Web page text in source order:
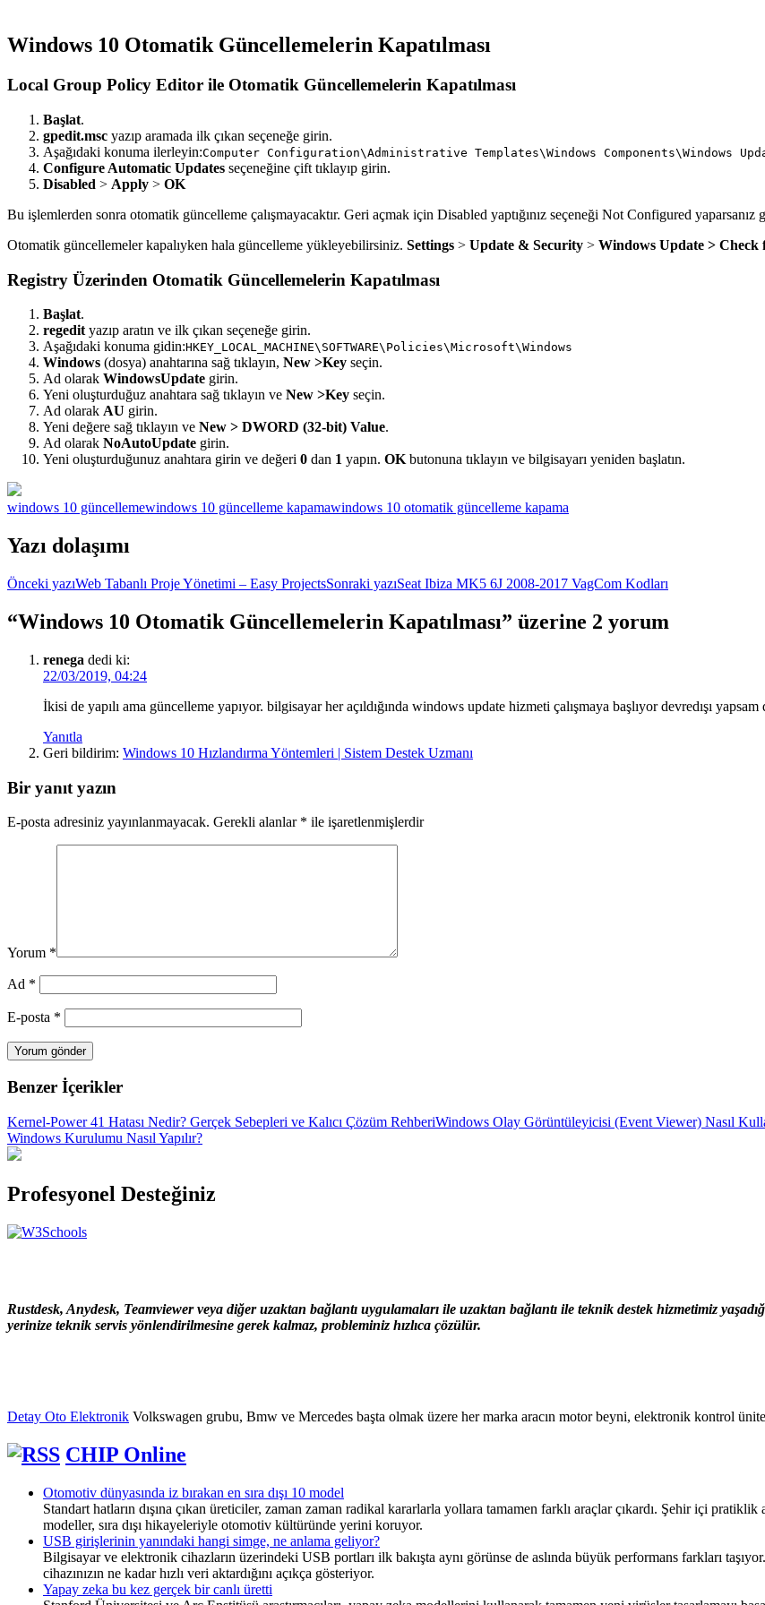
Windows 10 Otomatik Güncellemelerin Kapatılması
Local Group Policy Editor ile Otomatik Güncellemelerin Kapatılması
Başlat.
gpedit.msc yazıp aramada ilk çıkan seçeneğe girin.
Aşağıdaki konuma ilerleyin:Computer Configuration\Administrative Templates\Windows Components\Windows
Configure Automatic Updates seçeneğine çift tıklayıp girin.
Disabled > Apply > OK
Bu işlemlerden sonra otomatik güncelleme çalışmayacaktır. Geri açmak için Disabled yaptığınız seçeneği Not Configured yaparsanız
Otomatik güncellemeler kapalıyken hala güncelleme yükleyebilirsiniz. Settings > Update & Security > Windows Update > Check
Registry Üzerinden Otomatik Güncellemelerin Kapatılması
Başlat.
regedityazıp aratın ve ilk çıkan seçeneğe girin.
Aşağıdaki konuma gidin:HKEY_LOCAL_MACHINE\SOFTWARE\Policies\Microsoft\Windows
Windows (dosya) anahtarına sağ tıklayın, New >Key seçin.
Ad olarak WindowsUpdate girin.
Yeni oluşturduğuz anahtara sağ tıklayın ve New >Key seçin.
Ad olarak AU girin.
Yeni değere sağ tıklayın ve New > DWORD (32-bit) Value.
Ad olarak NoAutoUpdate girin.
Yeni oluşturduğunuz anahtara girin ve değeri 0 dan 1 yapın. OKbutonuna tıklayın ve bilgisayarı yeniden başlatın.
windows 10 güncellemewindows 10 güncelleme kapamawindows 10 otomatik güncelleme kapama
Yazı dolaşımı
Önceki yazıWeb Tabanlı Proje Yönetimi – Easy ProjectsSonraki yazıSeat Ibiza MK5 6J 2008-2017 VagCom Kodları
“Windows 10 Otomatik Güncellemelerin Kapatılması” üzerine 2 yorum
renega dedi ki:
22/03/2019, 04:24
İkisi de yapılı ama güncelleme yapıyor. bilgisayar her açıldığında windows update hizmeti çalışmaya başlıyor devredışı
Yanıtla
Geri bildirim: Windows 10 Hızlandırma Yöntemleri | Sistem Destek Uzmanı
Bir yanıt yazın
E-posta adresiniz yayınlanmayacak. Gerekli alanlar * ile işaretlenmişlerdir
Yorum *
Ad *
E-posta *
Benzer İçerikler
Kernel-Power 41 Hatası Nedir? Gerçek Sebepleri ve Kalıcı Çözüm RehberiWindows Olay Görüntüleyicisi (Event Viewer) Nasıl
Windows Kurulumu Nasıl Yapılır?
Profesyonel Desteğiniz
Rustdesk, Anydesk, Teamviewer veya diğer uzaktan bağlantı uygulamaları ile uzaktan bağlantı ile teknik destek hizmetimiz
yerinize teknik servis yönlendirilmesine gerek kalmaz, probleminiz hızlıca çözülür.
Detay Oto Elektronik Volkswagen grubu, Bmw ve Mercedes başta olmak üzere her marka aracın motor beyni, elektronik kontrol
CHIP Online
Otomotiv dünyasında iz bırakan en sıra dışı 10 model
Standart hatların dışına çıkan üreticiler, zaman zaman radikal kararlarla yollara tamamen farklı araçlar çıkardı. Şehir içi
modeller, sıra dışı hikayeleriyle otomotiv kültüründe yerini koruyor.
USB girişlerinin yanındaki hangi simge, ne anlama geliyor?
Bilgisayar ve elektronik cihazların üzerindeki USB portları ilk bakışta aynı görünse de aslında büyük performans farkları
cihazınızın ne kadar hızlı veri aktardığını açıkça gösteriyor.
Yapay zeka bu kez gerçek bir canlı üretti